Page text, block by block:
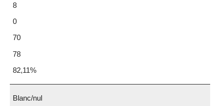
8
0
70
78
82,11%
Blanc/nul